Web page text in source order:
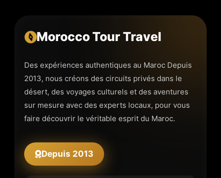
Morocco Tour Travel
Des expériences authentiques au Maroc Depuis
2013, nous créons des circuits privés dans le
désert, des voyages culturels et des aventures
sur mesure avec des experts locaux, pour vous
faire découvrir le véritable esprit du Maroc.
Depuis 2013